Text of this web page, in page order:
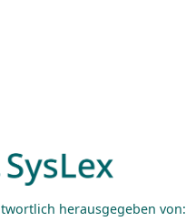
herausgegeben von: